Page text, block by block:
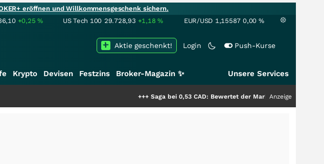
eröffnen und Willkommensgeschenk sichern.
+0,25% US Tech 100 29.728,93 +1,18% EUR/USD 1,15587 0,00 %
Login Push-Kurse
Aktie geschenkt!
Krypto Devisen Festzins Broker-Magazin ✨ Unsere Services
Saga bei 0,53 CAD: Bewertet der Markt noch immer nur die Hälfte
Anzeige